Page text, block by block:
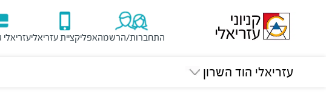
התחברות/הרשמהאפליקציית עזריאלי
עזריאלי הוד השרון